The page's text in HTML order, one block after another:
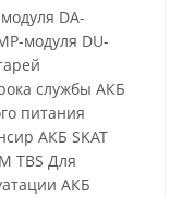
DA-
модуля DU-
службы АКБ
питания
АКБ SKAT
TBS Для
АКБ